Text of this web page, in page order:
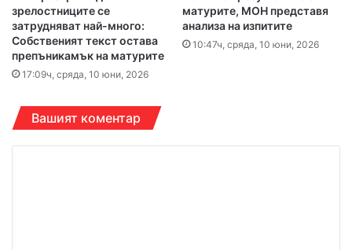
зрелостниците се
затрудняват най-много:
Собственият текст остава
препъникамък на матурите
17:09ч, сряда, 10 юни, 2026
матурите, МОН представя
анализа на изпитите
10:47ч, сряда, 10 юни, 2026
Вашият коментар